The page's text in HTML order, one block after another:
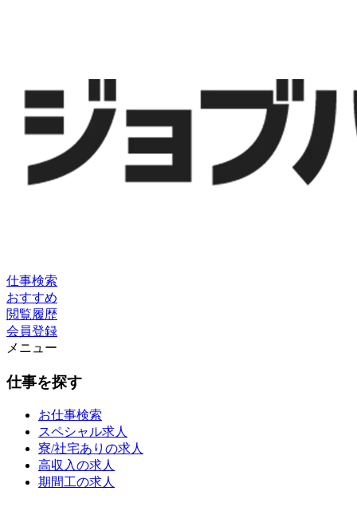
仕事検索
おすすめ
閲覧履歴
会員登録
メニュー
仕事を探す
お仕事検索
スペシャル求人
寮/社宅ありの求人
高収入の求人
期間工の求人